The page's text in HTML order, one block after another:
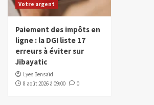
Votre argent
Paiement des impôts en
ligne : la DGI liste 17
erreurs à éviter sur
Jibayatic
Lyes Bensaïd
8 août 2026 à 09:00
0